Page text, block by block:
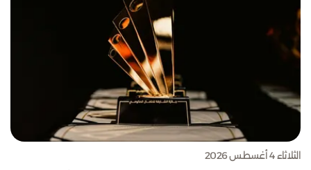
الثلاثاء 4 أغسطس 2026